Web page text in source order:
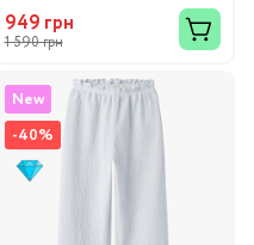
949 грн
1 590 грн
New
-40%